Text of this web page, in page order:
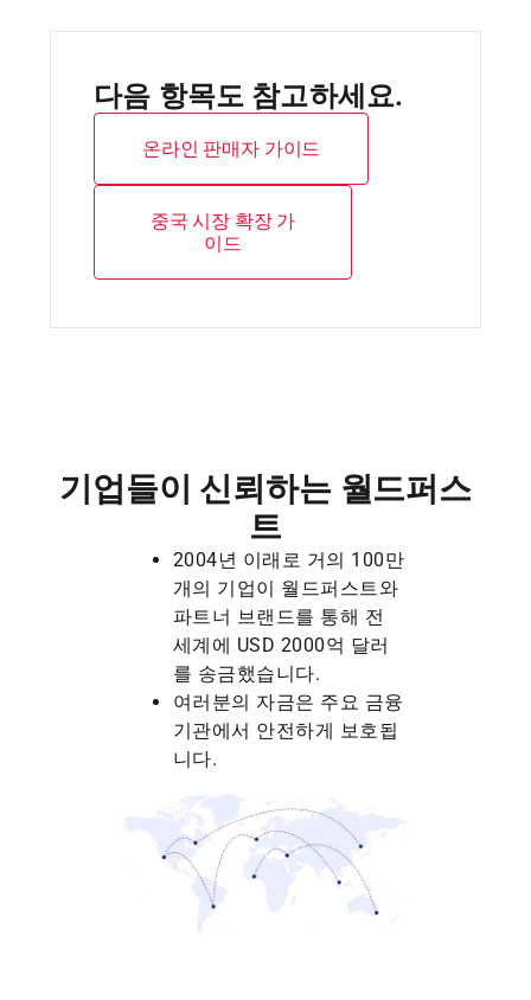
다음 항목도 참고하세요.
온라인 판매자 가이드
중국 시장 확장 가
이드
기업들이 신뢰하는 월드퍼스
트
2004년 이래로 거의 100만
개의 기업이 월드퍼스트와
파트너 브랜드를 통해 전
세계에 USD 2000억 달러
를 송금했습니다.
여러분의 자금은 주요 금융
기관에서 안전하게 보호됩
니다.